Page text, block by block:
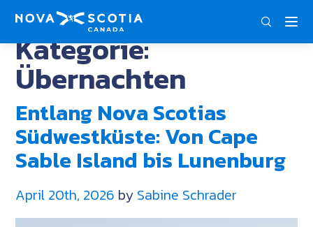
Kategorie:
Übernachten
Entlang Nova Scotias
Südwestküste: Von Cape
Sable Island bis Lunenburg
April 20th, 2026 by Sabine Schrader